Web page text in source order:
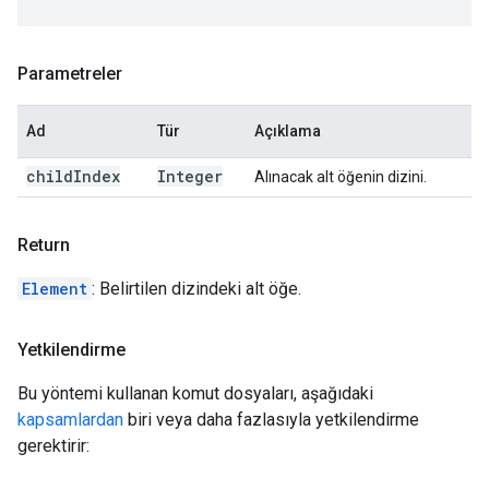
Parametreler
Ad Tür Açıklama
childIndex Integer Alınacak alt öğenin dizini.
Return
Element : Belirtilen dizindeki alt öğe.
Yetkilendirme
Bu yöntemi kullanan komut dosyaları, aşağıdaki
kapsamlardan biri veya daha fazlasıyla yetkilendirme
gerektirir: